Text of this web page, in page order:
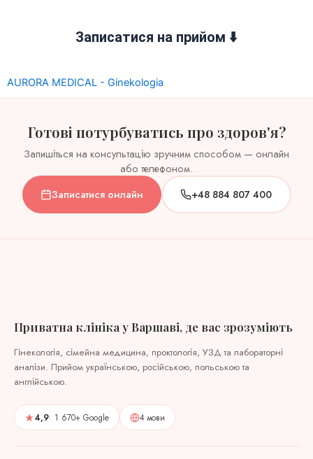
Записатися на прийом ⬇️
AURORA MEDICAL - Ginekologia
Готові потурбуватись про здоров'я?
Запишіться на консультацію зручним способом — онлайн
або телефоном.
Записатися онлайн +48 884 807 400
Приватна клініка у Варшаві, де вас зрозуміють
Гінекологія, сімейна медицина, проктологія, УЗД та лабораторні
аналізи. Прийом українською, російською, польською та
англійською.
4,9· 1 670+ Google 4 мови